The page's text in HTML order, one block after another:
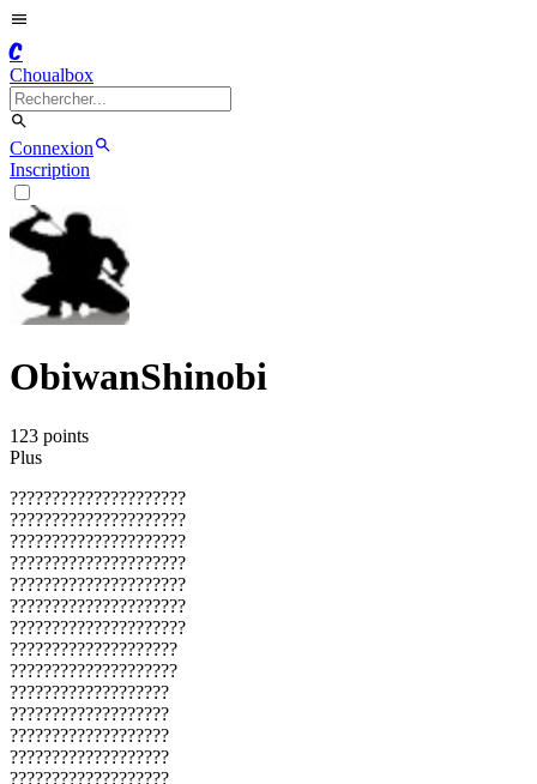
C
Choualbox
Connexion
Inscription
ObiwanShinobi
123 points
Plus
?????????????????????
?????????????????????
?????????????????????
?????????????????????
?????????????????????
?????????????????????
?????????????????????
????????????????????
????????????????????
???????????????????
???????????????????
???????????????????
???????????????????
???????????????????